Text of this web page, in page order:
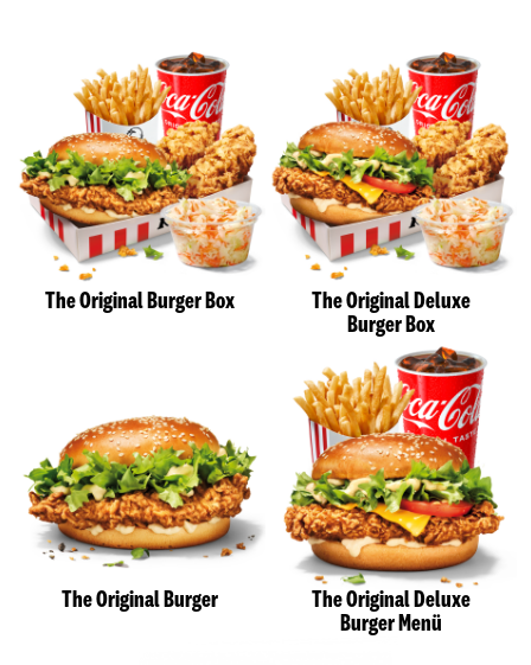
The Original Burger Box
The Original Deluxe
Burger Box
The Original Burger
The Original Deluxe
Burger Menü